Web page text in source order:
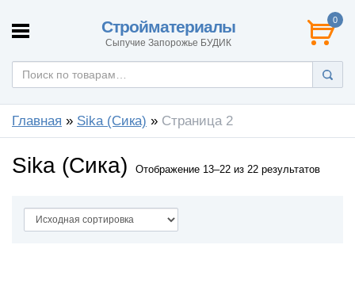
Стройматериалы
Сыпучие Запорожье БУДИК
0
Главная » Sika (Сика) » Страница 2
Sika (Сика) Отображение 13–22 из 22 результатов